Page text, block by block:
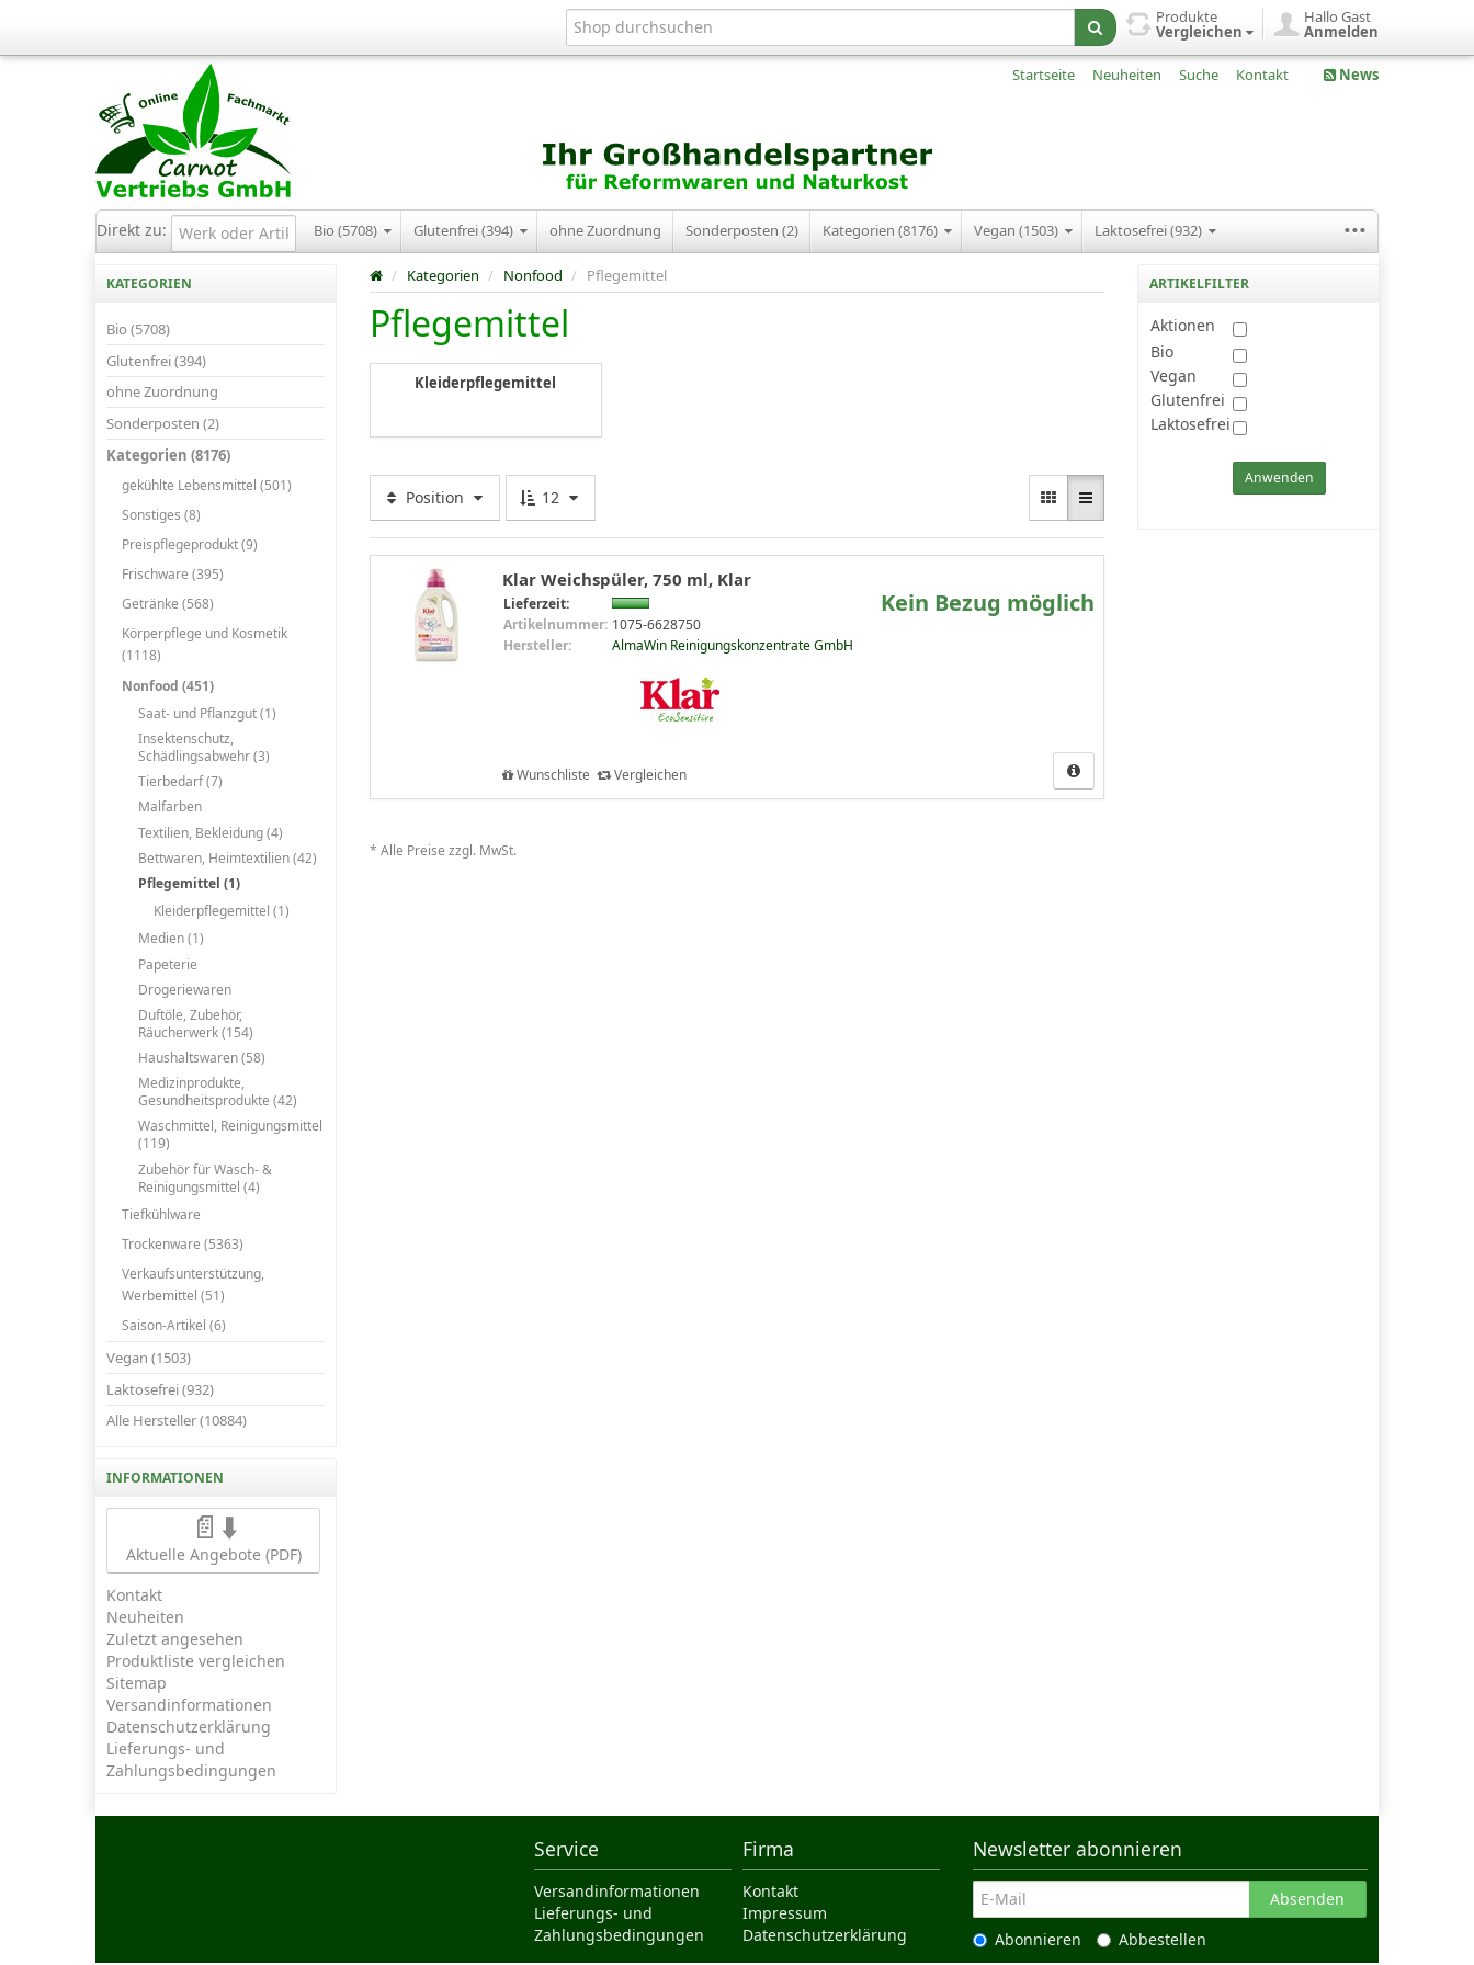
Hallo Gast
Anmelden
Produkte
Vergleichen
Startseite Neuheiten Suche Kontakt News
Direkt zu: Bio (5708) Glutenfrei (394) ohne Zuordnung Sonderposten (2) Kategorien (8176) Vegan (1503) Laktosefrei (932) ...
KATEGORIEN
Bio (5708)
Glutenfrei (394)
ohne Zuordnung
Sonderposten (2)
Kategorien (8176)
gekühlte Lebensmittel (501)
Sonstiges (8)
Preispflegeprodukt (9)
Frischware (395)
Getränke (568)
Körperpflege und Kosmetik
(1118)
Nonfood (451)
Saat- und Pflanzgut (1)
Insektenschutz,
Schädlingsabwehr (3)
Tierbedarf (7)
Malfarben
Textilien, Bekleidung (4)
Bettwaren, Heimtextilien (42)
Pflegemittel (1)
Kleiderpflegemittel (1)
Medien (1)
Papeterie
Drogeriewaren
Duftöle, Zubehör,
Räucherwerk (154)
Haushaltswaren (58)
Medizinprodukte,
Gesundheitsprodukte (42)
Waschmittel, Reinigungsmittel
(119)
Zubehör für Wasch- &
Reinigungsmittel (4)
Tiefkühlware
Trockenware (5363)
Verkaufsunterstützung,
Werbemittel (51)
Saison-Artikel (6)
Vegan (1503)
Laktosefrei (932)
Alle Hersteller (10884)
INFORMATIONEN
📄⬇️
Aktuelle Angebote (PDF)
Kontakt
Neuheiten
Zuletzt angesehen
Produktliste vergleichen
Sitemap
Versandinformationen
Datenschutzerklärung
Lieferungs- und
Zahlungsbedingungen
/ Kategorien / Nonfood / Pflegemittel
Pflegemittel
Kleiderpflegemittel
Position 12
Klar Weichspüler, 750 ml, Klar
Lieferzeit:
Artikelnummer: 1075-6628750
Hersteller:
AlmaWin Reinigungskonzentrate GmbH
Kein Bezug möglich
Wunschliste Vergleichen
* Alle Preise zzgl. MwSt.
ARTIKELFILTER
Aktionen
Bio
Vegan
Glutenfrei
Laktosefrei
Service
Versandinformationen
Lieferungs- und
Zahlungsbedingungen
Firma
Kontakt
Impressum
Datenschutzerklärung
Newsletter abonnieren
Absenden
Abonnieren
Abbestellen